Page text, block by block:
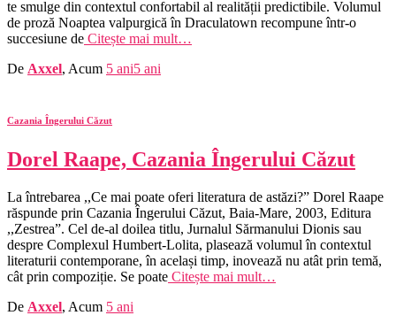
te smulge din contextul confortabil al realității predictibile. Volumul
de proză Noaptea valpurgică în Draculatown recompune într-o
succesiune de Citește mai mult…
De Axxel, Acum 5 ani5 ani
Cazania Îngerului Căzut
Dorel Raape, Cazania Îngerului Căzut
La întrebarea ,,Ce mai poate oferi literatura de astăzi?” Dorel Raape
răspunde prin Cazania Îngerului Căzut, Baia-Mare, 2003, Editura
,,Zestrea”. Cel de-al doilea titlu, Jurnalul Sărmanului Dionis sau
despre Complexul Humbert-Lolita, plasează volumul în contextul
literaturii contemporane, în același timp, inovează nu atât prin temă,
cât prin compoziție. Se poate Citește mai mult…
De Axxel, Acum 5 ani